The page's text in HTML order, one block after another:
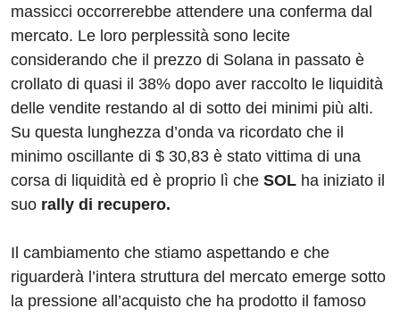
massicci occorrerebbe attendere una conferma dal
mercato. Le loro perplessità sono lecite
considerando che il prezzo di Solana in passato è
crollato di quasi il 38% dopo aver raccolto le liquidità
delle vendite restando al di sotto dei minimi più alti.
Su questa lunghezza d’onda va ricordato che il
minimo oscillante di $ 30,83 è stato vittima di una
corsa di liquidità ed è proprio lì che SOL ha iniziato il
suo rally di recupero.
Il cambiamento che stiamo aspettando e che
riguarderà l’intera struttura del mercato emerge sotto
la pressione all’acquisto che ha prodotto il famoso